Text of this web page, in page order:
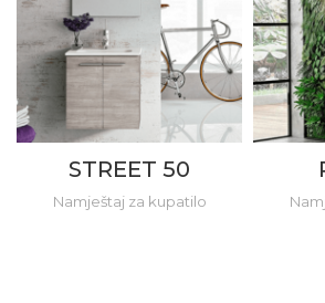
STREET 50
Namještaj za kupatilo